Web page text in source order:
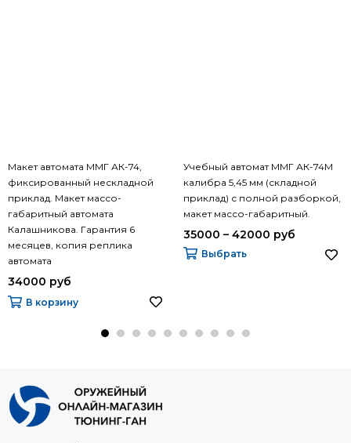
Макет автомата ММГ АК-74,
фиксированный нескладной
приклад. Макет массо-
габаритный автомата
Калашникова. Гарантия 6
месяцев, копия реплика
автомата
34000 руб
В корзину
Учебный автомат ММГ АК-74М
калибра 5,45 мм (складной
приклад) с полной разборкой,
макет массо-габаритный.
35000 – 42000 руб
Выбрать